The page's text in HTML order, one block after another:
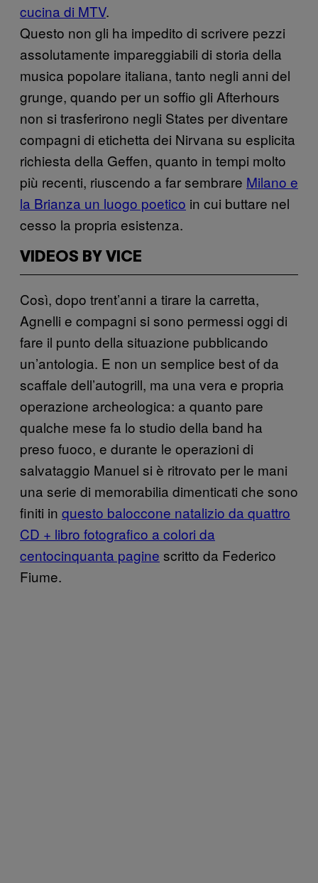
cucina di MTV.
Questo non gli ha impedito di scrivere pezzi
assolutamente impareggiabili di storia della
musica popolare italiana, tanto negli anni del
grunge, quando per un soffio gli Afterhours
non si trasferirono negli States per diventare
compagni di etichetta dei Nirvana su esplicita
richiesta della Geffen, quanto in tempi molto
più recenti, riuscendo a far sembrare Milano e
la Brianza un luogo poetico in cui buttare nel
cesso la propria esistenza.
VIDEOS BY VICE
Così, dopo trent’anni a tirare la carretta,
Agnelli e compagni si sono permessi oggi di
fare il punto della situazione pubblicando
un’antologia. E non un semplice best of da
scaffale dell’autogrill, ma una vera e propria
operazione archeologica: a quanto pare
qualche mese fa lo studio della band ha
preso fuoco, e durante le operazioni di
salvataggio Manuel si è ritrovato per le mani
una serie di memorabilia dimenticati che sono
finiti in questo baloccone natalizio da quattro
CD + libro fotografico a colori da
centocinquanta pagine scritto da Federico
Fiume.